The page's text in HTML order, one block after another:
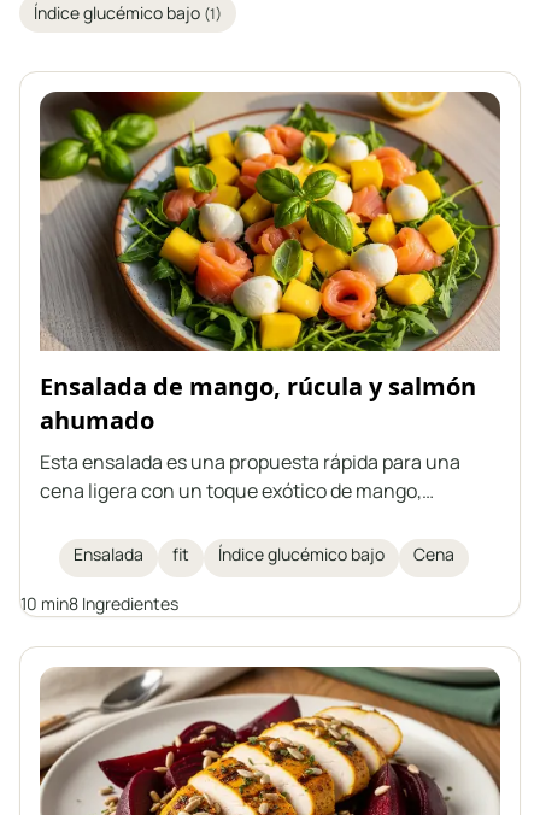
Índice glucémico bajo (1)
Ensalada de mango, rúcula y salmón
ahumado
Esta ensalada es una propuesta rápida para una
cena ligera con un toque exótico de mango,
ahumado. Todo se complementa con albahaca
fresca y un aderezo de limón. Ideal para quienes
cuidan su salud y figura.
Ensalada fit Índice glucémico bajo Cena
10 min8 Ingredientes